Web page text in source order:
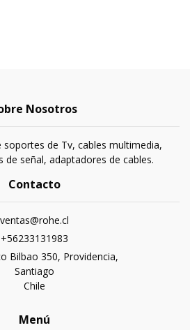
Nosotros
soportes de Tv, cables multimedia,
de señal, adaptadores de cables.
Contacto
ventas@rohe.cl
+56233131983
Bilbao 350, Providencia,
Santiago
Chile
Menú